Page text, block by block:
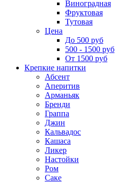
Виноградная
Фруктовая
Тутовая
Цена
До 500 руб
500 - 1500 руб
От 1500 руб
Крепкие напитки
Абсент
Аперитив
Арманьяк
Бренди
Граппа
Джин
Кальвадос
Кашаса
Ликер
Настойки
Ром
Саке